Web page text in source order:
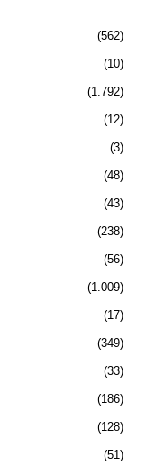
562
10
1.792
12
3
48
43
238
56
1.009
17
349
33
186
128
51